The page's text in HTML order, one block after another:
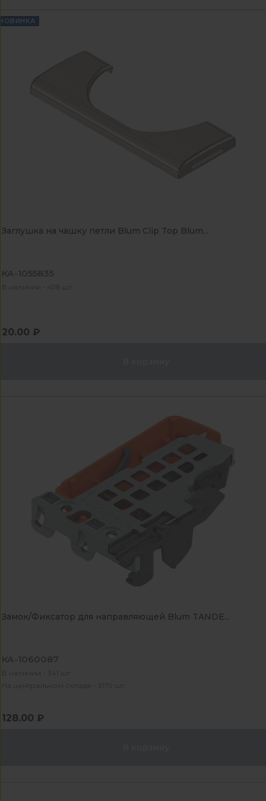
Заглушка на чашку петли Blum Clip Top Blum...
КА-1055835
В наличии - 478 шт
20.00 ₽
Замок/Фиксатор для направляющей Blum TANDE...
КА-1060087
В наличии - 341 шт
На центральном складе - 3179 шт
128.00 ₽